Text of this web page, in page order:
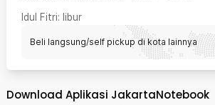
Idul Fitri: libur
Beli langsung/self pickup di kota lainnya
Download Aplikasi JakartaNotebook